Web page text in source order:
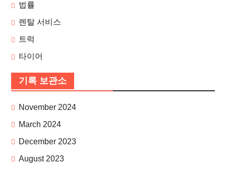
법률
렌탈 서비스
트럭
타이어
기록 보관소
November 2024
March 2024
December 2023
August 2023